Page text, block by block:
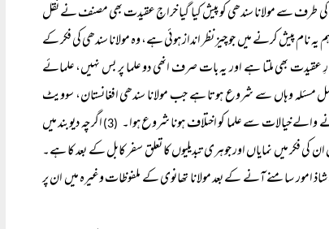
کی طرف سے مولانا سندھی کو پیش کیا گیا خراجِ عقیدت بھی مصنف نے نقل
نام پیش کرنے میں جو چیز نظر انداز ہوئی ہے، وہ مولانا سندھی کی فکر کے
عقیدت بھی ملتا ہے اور یہ بات صرف انھی دو علما پر بس نہیں، علمائے
مسئلہ وہاں سے شروع ہوتا ہے جب مولانا سندھی افغانستان، سوویٹ
والے خیالات سے علما کو اختلاف ہونا شروع ہوا۔ (3)
اگرچہ دیوبند میں
میں نمایاں اور جوہری تبدیلیوں کا تعلق سفر کابل کے بعد کا ہے۔
امور سامنے آنے کے بعد مولانا تھانوی کے ملفوظات وغیرہ میں ان پر